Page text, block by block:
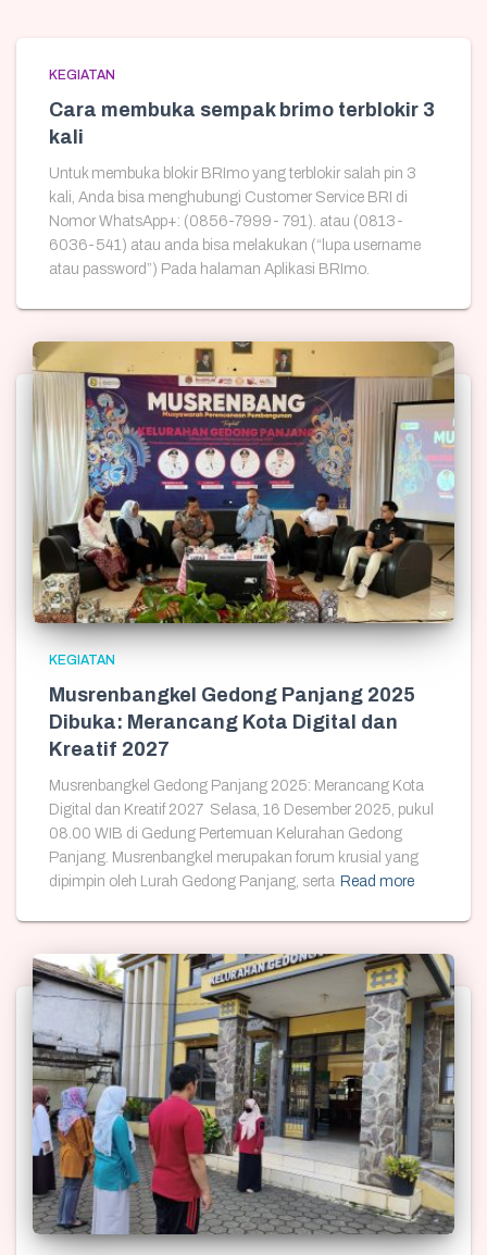
KEGIATAN
Cara membuka sempak brimo terblokir 3
kali
Untuk membuka blokir BRImo yang terblokir salah pin 3
kali, Anda bisa menghubungi Customer Service BRI di
Nomor WhatsApp+: (0856-7999- 791). atau (0813-
6036-541) atau anda bisa melakukan (“lupa username
atau password”) Pada halaman Aplikasi BRImo.
KEGIATAN
Musrenbangkel Gedong Panjang 2025
Dibuka: Merancang Kota Digital dan
Kreatif 2027
Musrenbangkel Gedong Panjang 2025: Merancang Kota
Digital dan Kreatif 2027 Selasa, 16 Desember 2025, pukul
08.00 WIB di Gedung Pertemuan Kelurahan Gedong
Panjang. Musrenbangkel merupakan forum krusial yang
dipimpin oleh Lurah Gedong Panjang, serta Read more